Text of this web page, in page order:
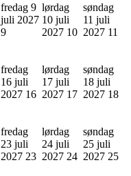
fredag 9
juli 2027
9
lørdag
10 juli
2027 10
søndag
11 juli
2027 11
fredag
16 juli
2027 16
lørdag
17 juli
2027 17
søndag
18 juli
2027 18
fredag
23 juli
2027 23
lørdag
24 juli
2027 24
søndag
25 juli
2027 25